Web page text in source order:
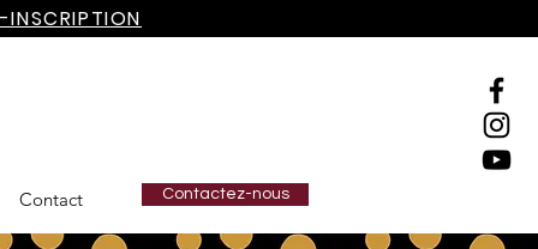
INSCRIPTION
Contact Contactez-nous